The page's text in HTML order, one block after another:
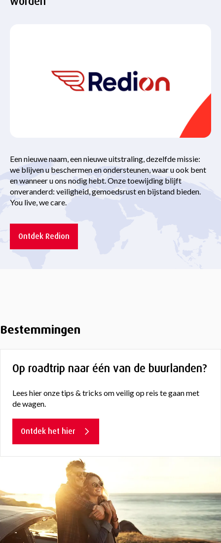
Een nieuwe naam, een nieuwe uitstraling, dezelfde missie:
we blijven u beschermen en ondersteunen, waar u ook bent
en wanneer u ons nodig hebt. Onze toewijding blijft
onveranderd: veiligheid, gemoedsrust en bijstand bieden.
You live, we care.
Ontdek Redion
Bestemmingen
Op roadtrip naar één van de buurlanden?
Lees hier onze tips & tricks om veilig op reis te gaan met
de wagen.
Ontdek het hier